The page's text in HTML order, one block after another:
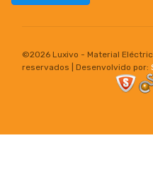
©2026 Luxivo - Material
reservados | Desenvolvido por: